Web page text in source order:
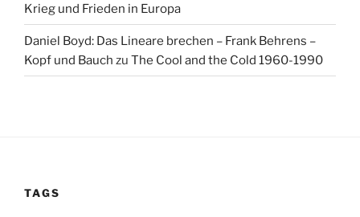
Krieg und Frieden in Europa
Daniel Boyd: Das Lineare brechen – Frank Behrens –
Kopf und Bauch zu The Cool and the Cold 1960-1990
TAGS